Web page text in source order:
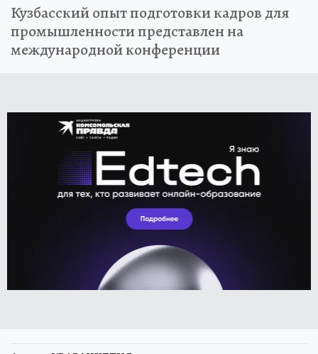
Кузбасский опыт подготовки кадров для
промышленности представлен на
международной конференции